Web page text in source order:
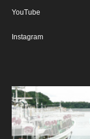
YouTube
Instagram